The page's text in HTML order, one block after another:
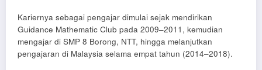
Kariernya sebagai pengajar dimulai sejak mendirikan
Guidance Mathematic Club pada 2009–2011, kemudian
mengajar di SMP 8 Borong, NTT, hingga melanjutkan
pengajaran di Malaysia selama empat tahun (2014–2018).